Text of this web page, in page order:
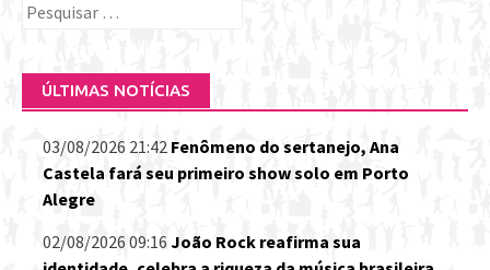
Pesquisar
ÚLTIMAS NOTÍCIAS
03/08/2026 21:42 Fenômeno do sertanejo, Ana
Castela fará seu primeiro show solo em Porto
Alegre
02/08/2026 09:16 João Rock reafirma sua